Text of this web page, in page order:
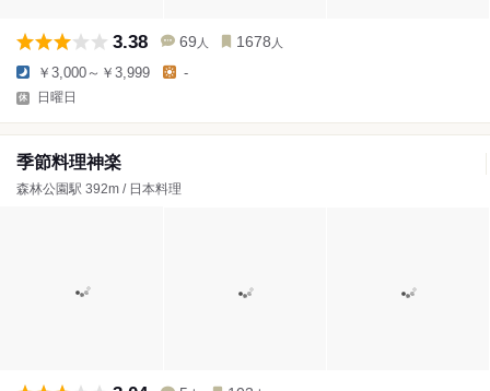
3.38 69 人 1678 人
￥3,000～￥3,999 -
日曜日
季節料理神楽
森林公園駅 392m / 日本料理